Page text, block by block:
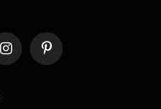
InstagramPinterest